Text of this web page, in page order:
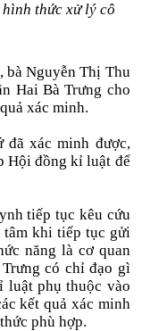
thức xử lý cô
bà Nguyễn Thị Thu
Hai Bà Trưng cho
xác minh.
đã xác minh được,
Hội đồng kỉ luật để
tiếp tục kêu cứu
tâm khi tiếp tục gửi
năng là cơ quan
có chỉ đạo gì
luật phụ thuộc vào
kết quả xác minh
phù hợp.